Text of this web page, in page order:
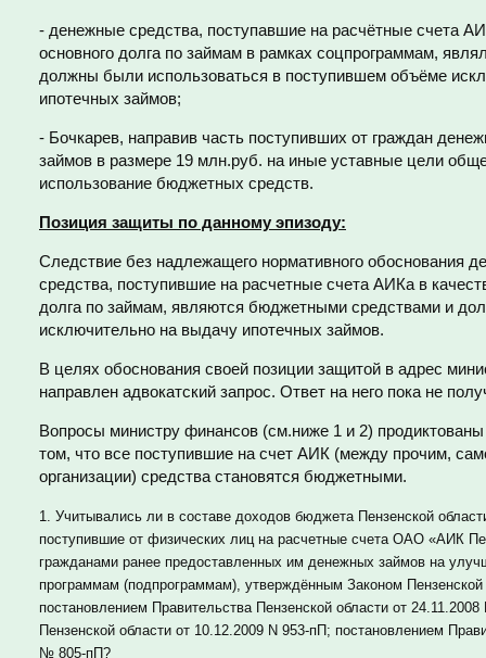
- денежные средства, поступавшие на расчётные счета
основного долга по займам в рамках соцпрограммам,
должны были использоваться в поступившем объёме
ипотечных займов;
- Бочкарев, направив часть поступивших от граждан
займов в размере 19 млн.руб. на иные уставные цели
использование бюджетных средств.
Позиция защиты по данному эпизоду:
Следствие без надлежащего нормативного обоснования
средства, поступившие на расчетные счета АИКа в
долга по займам, являются бюджетными средствами и
исключительно на выдачу ипотечных займов.
В целях обоснования своей позиции защитой в адрес
направлен адвокатский запрос. Ответ на него пока не
Вопросы министру финансов (см.ниже 1 и 2)
том, что все поступившие на счет АИК (между прочим,
организации) средства становятся бюджетными.
1. Учитывались ли в составе доходов бюджета Пензенской
поступившие от физических лиц на расчетные счета ОАО «АИК
гражданами ранее предоставленных им денежных займов на
программам (подпрограммам), утверждённым Законом
постановлением Правительства Пензенской области от
Пензенской области от 10.12.2009 N 953-пП; постановлением
№ 805-пП?